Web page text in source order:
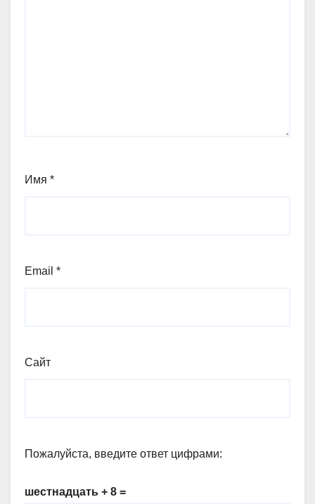
Имя *
Email *
Сайт
Пожалуйста, введите ответ цифрами:
шестнадцать + 8 =